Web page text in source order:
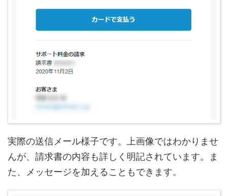
実際の送信メール様子です。上画像ではわかりませ
んが、請求書の内容も詳しく明記されています。ま
た、メッセージを加えることもできます。